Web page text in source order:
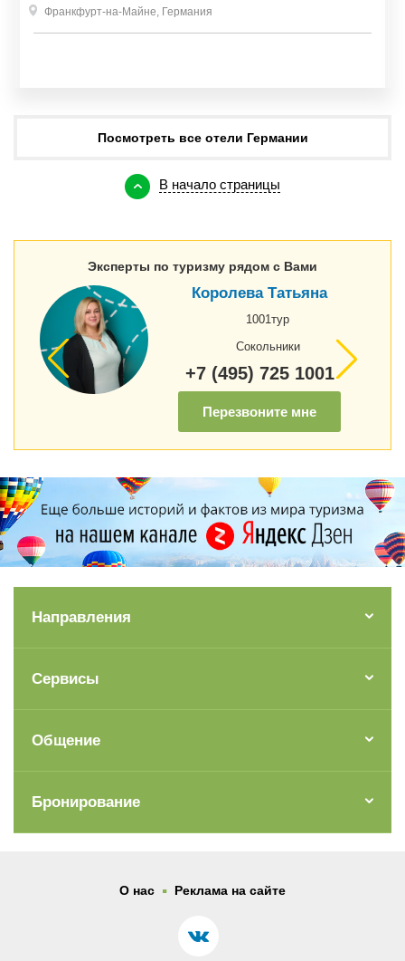
Франкфурт-на-Майне, Германия
Посмотреть все отели Германии
В начало страницы
Эксперты по туризму рядом с Вами
Королева Татьяна
1001тур
Сокольники
+7 (495) 725 1001
Перезвоните мне
Направления
Сервисы
Общение
Бронирование
О нас . Реклама на сайте